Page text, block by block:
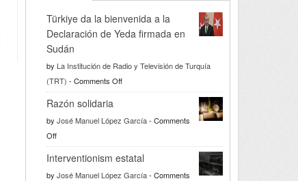
Türkiye da la bienvenida a la
Declaración de Yeda firmada en
Sudán
by La Institución de Radio y Televisión de Turquía
(TRT) - Comments Offon
Türkiye
la
a
Razón solidaria
by José Manuel López García- Comments
Offon
Razón
solidaria
Interventionism estatal
by José Manuel López García- Comments